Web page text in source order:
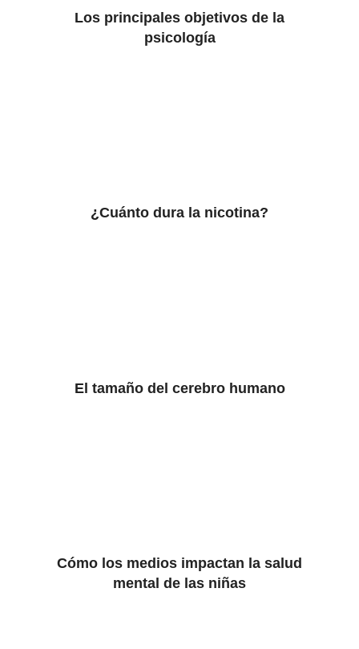
Los principales objetivos de la
psicología
¿Cuánto dura la nicotina?
El tamaño del cerebro humano
Cómo los medios impactan la salud
mental de las niñas